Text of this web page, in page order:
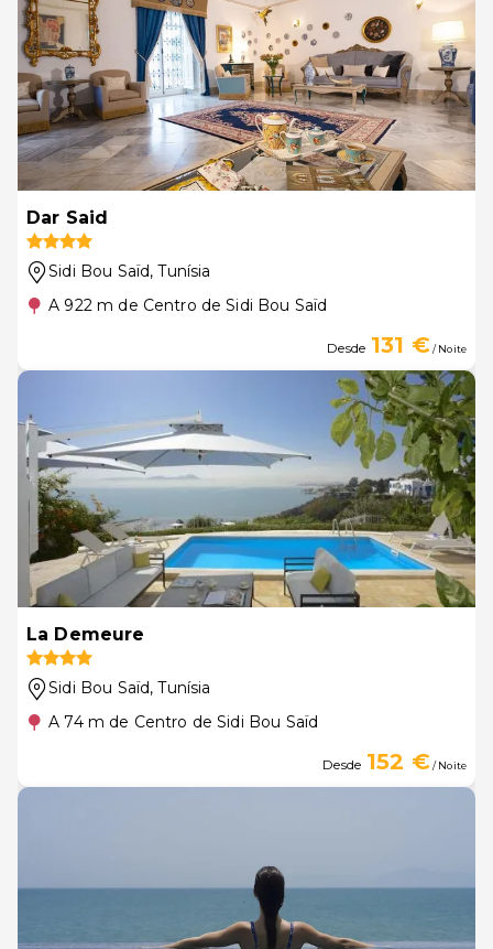
Dar Said
Sidi Bou Saïd, Tunísia
A 922 m de Centro de Sidi Bou Saïd
Desde 131 €/ Noite
La Demeure
Sidi Bou Saïd, Tunísia
A 74 m de Centro de Sidi Bou Saïd
Desde 152 €/ Noite